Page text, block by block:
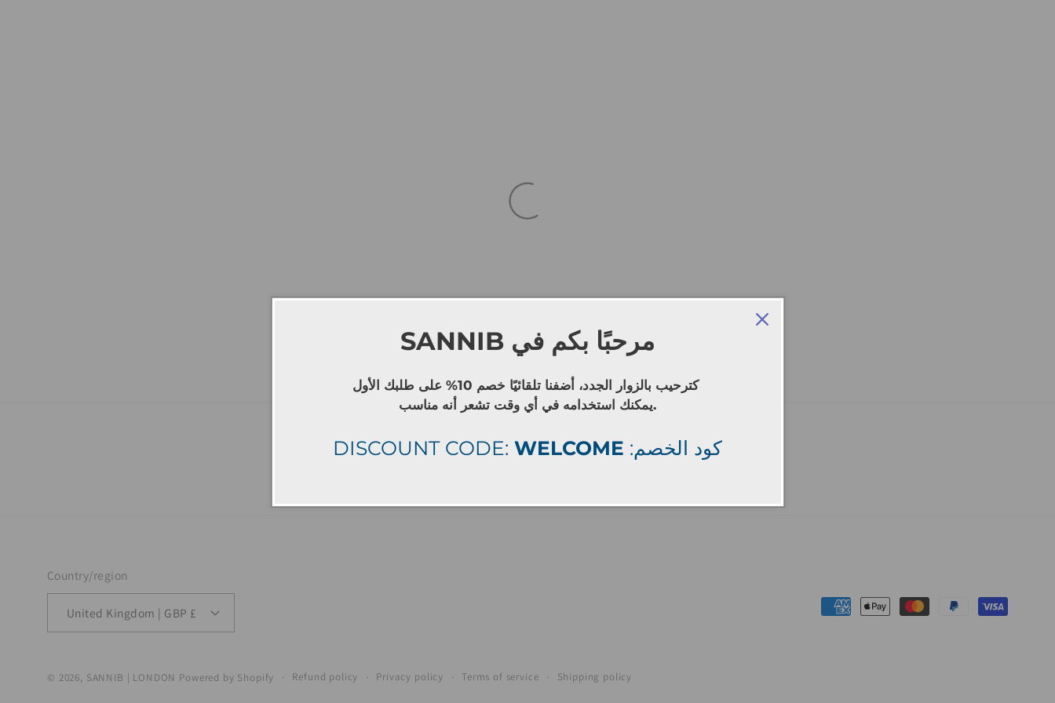
FacebookInstagram
Country/region
United Kingdom | GBP £
Payment
© 2026, SANNIB | LONDON Powered by Shopify Refund policy Privacy policy Terms of service Shipping policy
SANNIB
كترحيب بالزوار الجدد، أضفنا تلقائيًا خصم 10% على طلبك الأول
يمكنك استخدامه في أي وقت تشعر أنه مناسب.
DISCOUNT CODE: WELCOME :كود الخصم